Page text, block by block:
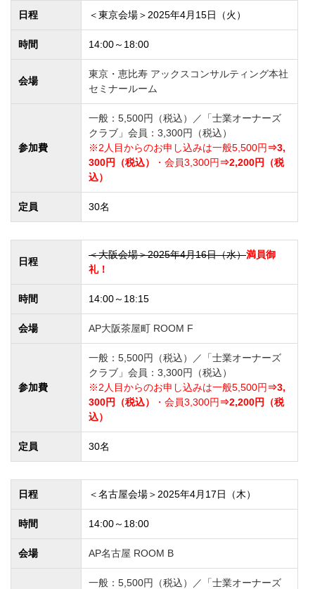
日程 ＜東京会場＞2025年4月15日（火）
時間 14:00～18:00
会場
東京・恵比寿 アックスコンサルティング本社
セミナールーム
参加費
一般：5,500円（税込）／「士業オーナーズ
クラブ」会員：3,300円（税込）
※2人目からのお申し込みは一般5,500円⇒3,
300円（税込）
・会員3,300円⇒2,200円（税
込）
定員 30名
日程
＜大阪会場＞2025年4月16日（水）満員御
礼！
時間 14:00～18:15
会場 AP大阪茶屋町 ROOM F
参加費
一般：5,500円（税込）／「士業オーナーズ
クラブ」会員：3,300円（税込）
※2人目からのお申し込みは一般5,500円⇒3,
300円（税込）
・会員3,300円⇒2,200円（税
込）
定員 30名
日程 ＜名古屋会場＞2025年4月17日（木）
時間 14:00～18:00
会場 AP名古屋 ROOM B
一般：5,500円（税込）／「士業オーナーズ